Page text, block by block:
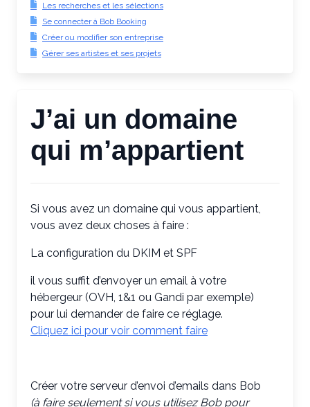
Les recherches et les sélections
Se connecter à Bob Booking
Créer ou modifier son entreprise
Gérer ses artistes et ses projets
J’ai un domaine
qui m’appartient
Si vous avez un domaine qui vous appartient,
vous avez deux choses à faire :
La configuration du DKIM et SPF
il vous suffit d’envoyer un email à votre
hébergeur (OVH, 1&1 ou Gandi par exemple)
pour lui demander de faire ce réglage.
Cliquez ici pour voir comment faire
Créer votre serveur d’envoi d’emails dans Bob
(à faire seulement si vous utilisez Bob pour